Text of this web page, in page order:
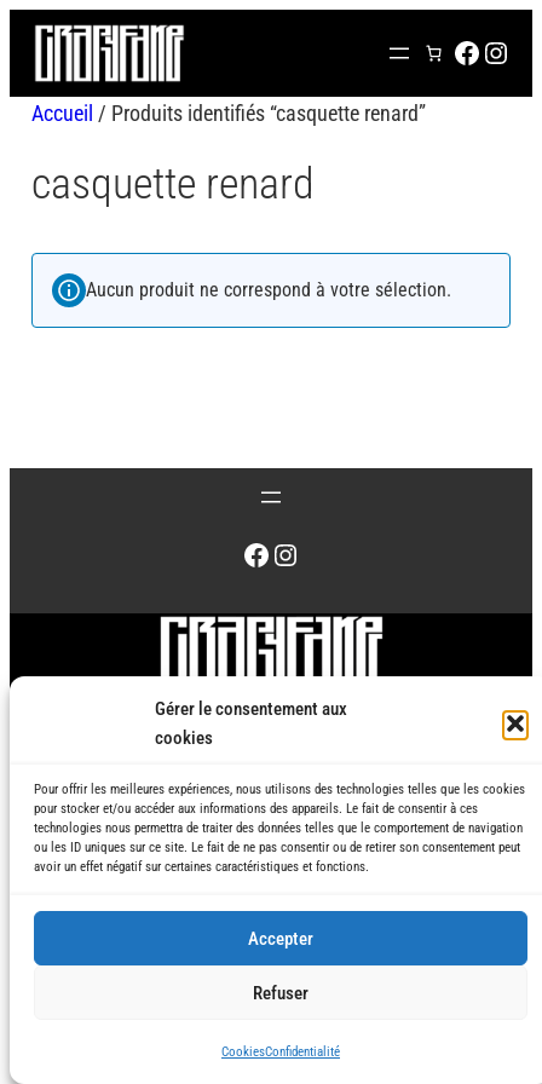
Gérer le consentement aux
cookies
Pour offrir les meilleures expériences, nous utilisons des technologies telles que les cookies
pour stocker et/ou accéder aux informations des appareils. Le fait de consentir à ces
technologies nous permettra de traiter des données telles que le comportement de navigation
ou les ID uniques sur ce site. Le fait de ne pas consentir ou de retirer son consentement peut
avoir un effet négatif sur certaines caractéristiques et fonctions.
Accepter
Refuser
CookiesConfidentialité
Aller
contenu
Accueil / Produits identifiés “casquette renard”
casquette renard
Aucun produit ne correspond à votre sélection.
Facebook
Instagram